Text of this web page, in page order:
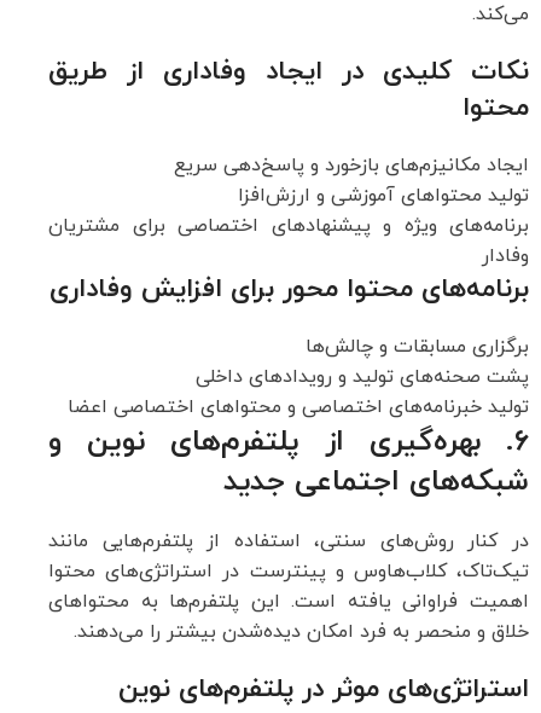
می‌کند.
نکات کلیدی در ایجاد وفاداری از طریق
محتوا
ایجاد مکانیزم‌های بازخورد و پاسخ‌دهی سریع
تولید محتواهای آموزشی و ارزش‌افزا
برنامه‌های ویژه و پیشنهادهای اختصاصی برای مشتریان
وفادار
برنامه‌های محتوا محور برای افزایش وفاداری
برگزاری مسابقات و چالش‌ها
پشت صحنه‌های تولید و رویدادهای داخلی
تولید خبرنامه‌های اختصاصی و محتواهای اختصاصی اعضا
۶. بهره‌گیری از پلتفرم‌های نوین و
شبکه‌های اجتماعی جدید
در کنار روش‌های سنتی، استفاده از پلتفرم‌هایی مانند
تیک‌تاک، کلاب‌هاوس و پینترست در استراتژی‌های محتوا
اهمیت فراوانی یافته است. این پلتفرم‌ها به محتواهای
خلاق و منحصر به فرد امکان دیده‌شدن بیشتر را می‌دهند.
استراتژی‌های موثر در پلتفرم‌های نوین